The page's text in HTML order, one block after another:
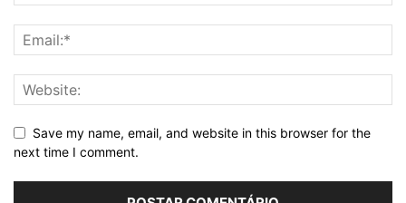
Save my name, email, and website in this browser for the
next time I comment.